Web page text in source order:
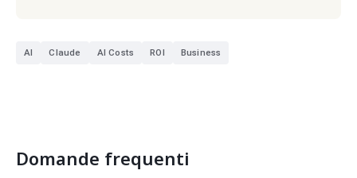
AI Claude AI Costs ROI Business
Domande frequenti